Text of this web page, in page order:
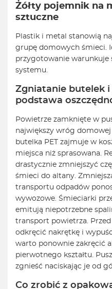
Żółty pojemnik na
sztuczne
Plastik i metal stanowią
grupę domowych śmieci.
przygotowanie warunkuje
systemu.
Zgniatanie butelek i
podstawa
Powietrze zamknięte w
największy wróg
butelka PET zajmuje w
miejsca niż sprasowana.
drastycznie zmniejszyć
śmieci do altany.
transportu odpadów
wywozowe. Śmieciarki
emitują niepotrzebne
transport powietrza.
odkręcić nakrętkę i
warto ponownie zakręcić
pierwotnego kształtu.
zgnieść naciskając je od
Co zrobić z